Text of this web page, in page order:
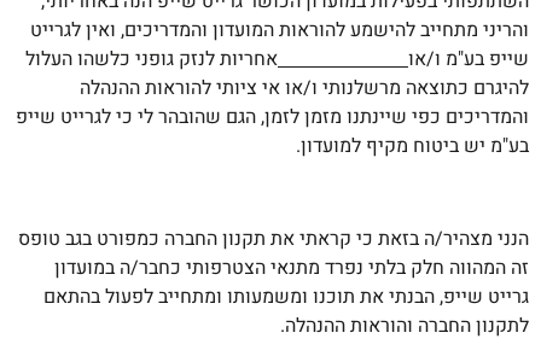
והריני מתחייב להישמע להוראות המועדון והמדריכים, ואין לגרייט
שייפ בע"מ ו/או
אחריות לנזק גופני כלשהו העלול
להיגרם כתוצאה מרשלנותי ו/או אי ציותי להוראות ההנהלה
והמדריכים כפי שיינתנו מזמן לזמן, הגם שהובהר לי כי לגרייט שייפ
בע"מ יש ביטוח מקיף למועדון.
הנני מצהיר/ה בזאת כי קראתי את תקנון החברה כמפורט בגב טופס
זה המהווה חלק בלתי נפרד מתנאי הצטרפותי כחבר/ה במועדון
גרייט שייפ, הבנתי את תוכנו ומשמעותו ומתחייב לפעול בהתאם
לתקנון החברה והוראות ההנהלה.